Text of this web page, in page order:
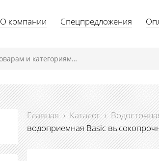
О компании Спецпредложения
Главная › Каталог ›
водоприемная Basic